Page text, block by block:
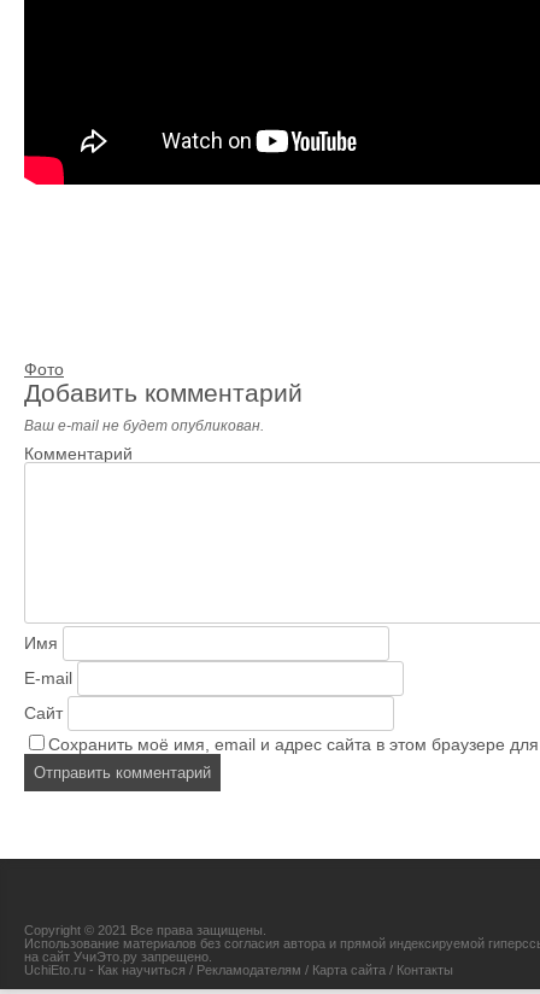
Фото
Добавить комментарий
Ваш e-mail не будет опубликован.
Комментарий
Имя
E-mail
Сайт
Сохранить моё имя, email и адрес сайта в этом браузере
Copyright © 2021 Все права защищены.
Использование материалов без согласия автора и прямой индексируемой
на сайт УчиЭто.ру запрещено.
UchiEto.ru - Как научиться / Рекламодателям / Карта сайта / Контакты